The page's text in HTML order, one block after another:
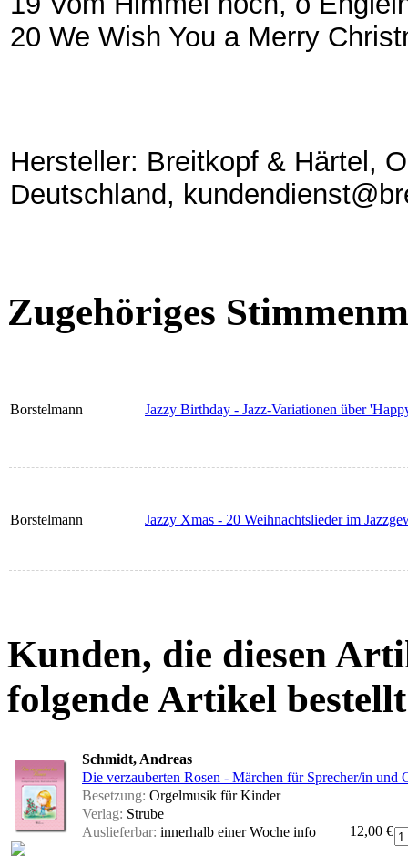
20 We Wish You a Merry
Hersteller: Breitkopf & Härtel,
Deutschland,
Zugehöriges
Borstelmann Jazzy Birthday - Jazz-Variationen über
Borstelmann Jazzy Xmas - 20 Weihnachtslieder im
Kunden, die diesen
folgende Artikel
Schmidt, Andreas
Die verzauberten Rosen - Märchen für Sprecher/in und
Besetzung: Orgelmusik für Kinder
Verlag: Strube
Auslieferbar: innerhalb einer Woche info 12,00 €